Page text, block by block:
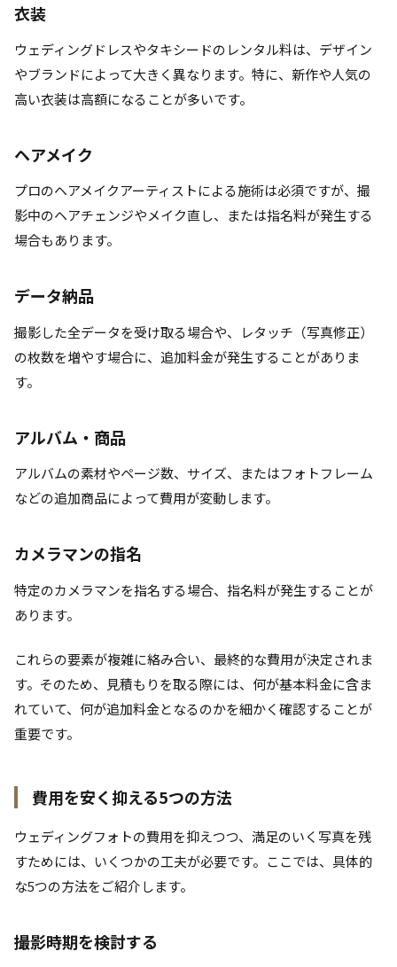
衣装
ウェディングドレスやタキシードのレンタル料は、デザイン
やブランドによって大きく異なります。特に、新作や人気の
高い衣装は高額になることが多いです。
ヘアメイク
プロのヘアメイクアーティストによる施術は必須ですが、撮
影中のヘアチェンジやメイク直し、または指名料が発生する
場合もあります。
データ納品
撮影した全データを受け取る場合や、レタッチ（写真修正）
の枚数を増やす場合に、追加料金が発生することがありま
す。
アルバム・商品
アルバムの素材やページ数、サイズ、またはフォトフレーム
などの追加商品によって費用が変動します。
カメラマンの指名
特定のカメラマンを指名する場合、指名料が発生することが
あります。
これらの要素が複雑に絡み合い、最終的な費用が決定されま
す。そのため、見積もりを取る際には、何が基本料金に含ま
れていて、何が追加料金となるのかを細かく確認することが
重要です。
費用を安く抑える5つの方法
ウェディングフォトの費用を抑えつつ、満足のいく写真を残
すためには、いくつかの工夫が必要です。ここでは、具体的
な5つの方法をご紹介します。
撮影時期を検討する